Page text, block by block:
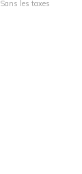
Sans les taxes